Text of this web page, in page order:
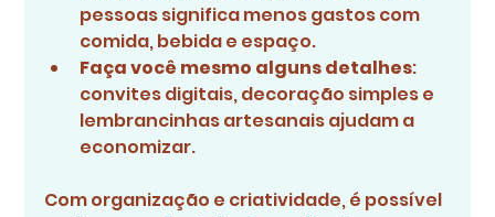
pessoas significa menos gastos com
comida, bebida e espaço.
Faça você mesmo alguns detalhes:
convites digitais, decoração simples e
lembrancinhas artesanais ajudam a
economizar.
Com organização e criatividade, é possível